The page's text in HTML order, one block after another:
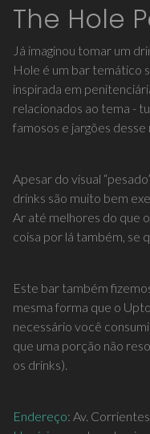
The Hole
Já imaginou tomar um
Hole é um bar temático
inspirada em
relacionados ao tema -
famosos e jargões desse
Apesar do visual
drinks são muito bem
Ar até melhores do que
coisa por lá também, se
Este bar também
mesma forma que o
necessário você
que uma porção não
os drinks).
Endereço: Av.